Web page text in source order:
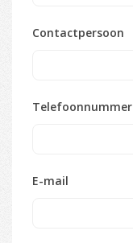
Contactpersoon
Telefoonnummer
E-mail